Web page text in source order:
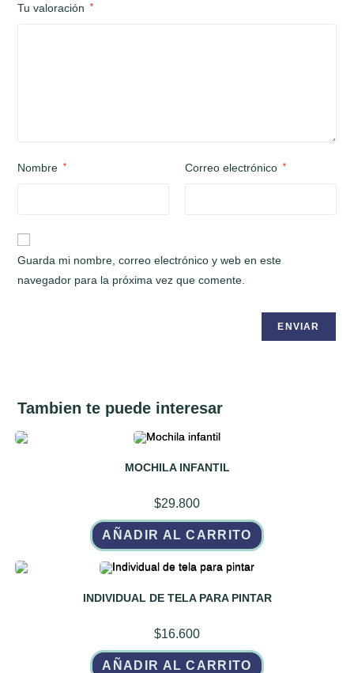
Tu valoración *
Nombre * Correo electrónico *
Guarda mi nombre, correo electrónico y web en este
navegador para la próxima vez que comente.
Tambien te puede interesar
MOCHILA INFANTIL
$29.800
AÑADIR AL CARRITO
INDIVIDUAL DE TELA PARA PINTAR
$16.600
AÑADIR AL CARRITO